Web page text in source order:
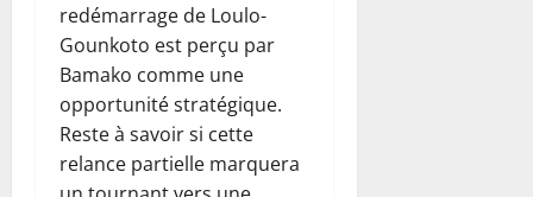
redémarrage de Loulo-
Gounkoto est perçu par
Bamako comme une
opportunité stratégique.
Reste à savoir si cette
relance partielle marquera